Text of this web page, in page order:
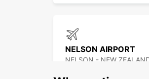
NELSON AIRPORT
NELSON - NEW